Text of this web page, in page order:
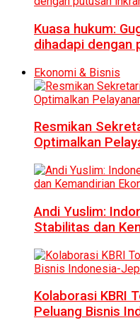
Kuasa hukum:
dihadapi dengan
Ekonomi & Bisnis
Resmikan
Optimalkan
Andi Yuslim:
Stabilitas dan
Kolaborasi KBRI
Peluang Bisnis